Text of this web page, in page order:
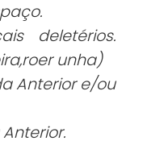
deletérios.
unha)
Anterior e/ou